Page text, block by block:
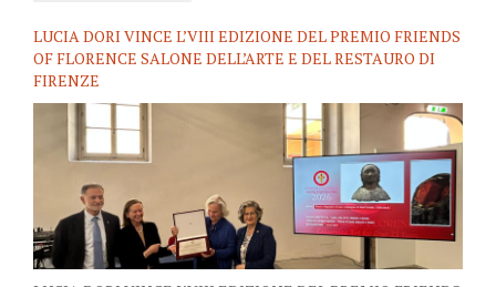
LUCIA DORI VINCE L’VIII EDIZIONE DEL PREMIO FRIENDS
OF FLORENCE SALONE DELL’ARTE E DEL RESTAURO DI
FIRENZE